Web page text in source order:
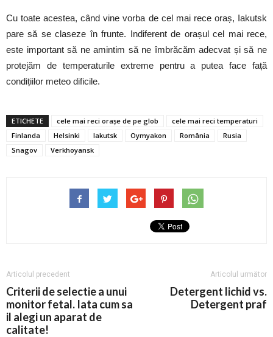
Cu toate acestea, când vine vorba de cel mai rece oraș, Iakutsk
pare să se claseze în frunte. Indiferent de orașul cel mai rece,
este important să ne amintim să ne îmbrăcăm adecvat și să ne
protejăm de temperaturile extreme pentru a putea face față
condițiilor meteo dificile.
ETICHETE cele mai reci orașe de pe glob
cele mai reci temperaturi
Finlanda
Helsinki Iakutsk Oymyakon România
Rusia
Snagov
Verkhoyansk
Articolul precedent
Criterii de selectie a unui
monitor fetal. Iata cum sa
il alegi un aparat de
calitate!
Articolul următor
Detergent lichid vs.
Detergent praf